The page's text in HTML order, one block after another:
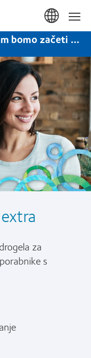
bomo začeti ...
za
s